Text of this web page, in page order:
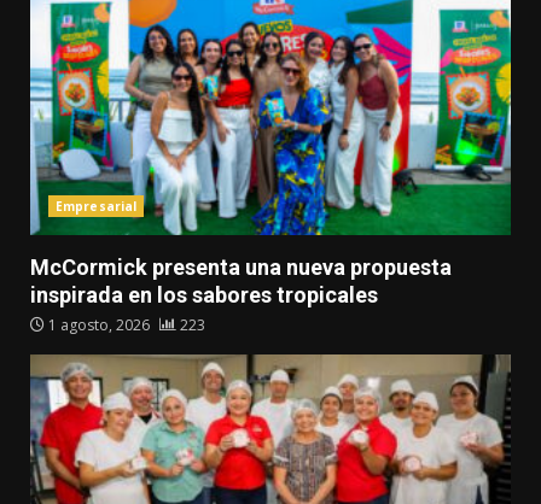
Empresarial
McCormick presenta una nueva propuesta
inspirada en los sabores tropicales
1 agosto, 2026 223